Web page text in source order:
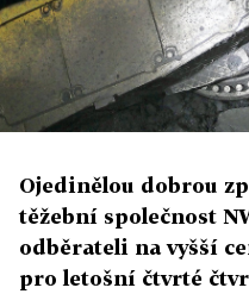
Ojedinělou dobrou
těžební společnost
odběrateli na vyšší
pro letošní čtvrté